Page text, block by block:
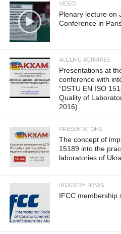
VIDEO
Plenary lecture on
Conference in
ACCLMU ACTIVITIES
Presentations at
conference with
“DSTU EN ISO
Quality of
2016)
PRESENTATIONS
The concept of
15189 into the
laboratories of
INDUSTRY NEWS
IFCC membership